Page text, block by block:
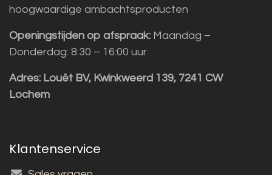
hoogwaardige ambachtsproducten
Openingstijden op afspraak: Maandag –
Donderdag: 8:30 – 16:00 uur
Adres: Louët BV, Kwinkweerd 139, 7241 CW
Lochem
Klantenservice